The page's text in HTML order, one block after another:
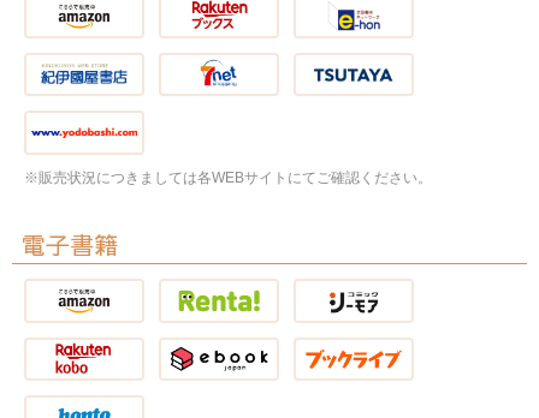
※販売状況につきましては各WEBサイトにてご確認ください。
電子書籍